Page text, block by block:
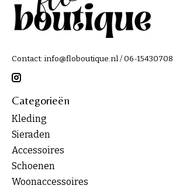
Contact: info@floboutique.nl/ 06-15430708
Categorieën
Kleding
Sieraden
Accessoires
Schoenen
Woonaccessoires